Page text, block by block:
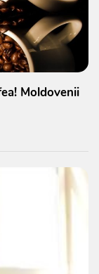
Moldovenii